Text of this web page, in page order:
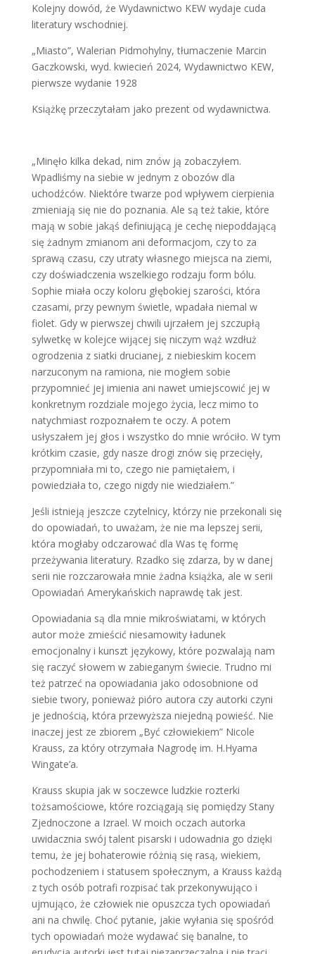
Kolejny dowód, że Wydawnictwo KEW wydaje cuda
literatury wschodniej.
„Miasto”, Walerian Pidmohylny, tłumaczenie Marcin
Gaczkowski, wyd. kwiecień 2024, Wydawnictwo KEW,
pierwsze wydanie 1928
Książkę przeczytałam jako prezent od wydawnictwa.
„Minęło kilka dekad, nim znów ją zobaczyłem.
Wpadliśmy na siebie w jednym z obozów dla
uchodźców. Niektóre twarze pod wpływem cierpienia
zmieniają się nie do poznania. Ale są też takie, które
mają w sobie jakąś definiującą je cechę niepoddającą
się żadnym zmianom ani deformacjom, czy to za
sprawą czasu, czy utraty własnego miejsca na ziemi,
czy doświadczenia wszelkiego rodzaju form bólu.
Sophie miała oczy koloru głębokiej szarości, która
czasami, przy pewnym świetle, wpadała niemal w
fiolet. Gdy w pierwszej chwili ujrzałem jej szczupłą
sylwetkę w kolejce wijącej się niczym wąż wzdłuż
ogrodzenia z siatki drucianej, z niebieskim kocem
narzuconym na ramiona, nie mogłem sobie
przypomnieć jej imienia ani nawet umiejscowić jej w
konkretnym rozdziale mojego życia, lecz mimo to
natychmiast rozpoznałem te oczy. A potem
usłyszałem jej głos i wszystko do mnie wróciło. W tym
krótkim czasie, gdy nasze drogi znów się przecięły,
przypomniała mi to, czego nie pamiętałem, i
powiedziała to, czego nigdy nie wiedziałem.”
Jeśli istnieją jeszcze czytelnicy, którzy nie przekonali się
do opowiadań, to uważam, że nie ma lepszej serii,
która mogłaby odczarować dla Was tę formę
przeżywania literatury. Rzadko się zdarza, by w danej
serii nie rozczarowała mnie żadna książka, ale w serii
Opowiadań Amerykańskich naprawdę tak jest.
Opowiadania są dla mnie mikroświatami, w których
autor może zmieścić niesamowity ładunek
emocjonalny i kunszt językowy, które pozwalają nam
się raczyć słowem w zabieganym świecie. Trudno mi
też patrzeć na opowiadania jako odosobnione od
siebie twory, ponieważ pióro autora czy autorki czyni
je jednością, która przewyższa niejedną powieść. Nie
inaczej jest ze zbiorem „Być człowiekiem” Nicole
Krauss, za który otrzymała Nagrodę im. H.Hyama
Wingate’a.
Krauss skupia jak w soczewce ludzkie rozterki
tożsamościowe, które rozciągają się pomiędzy Stany
Zjednoczone a Izrael. W moich oczach autorka
uwidacznia swój talent pisarski i udowadnia go dzięki
temu, że jej bohaterowie różnią się rasą, wiekiem,
pochodzeniem i statusem społecznym, a Krauss każdą
z tych osób potrafi rozpisać tak przekonywująco i
ujmująco, że człowiek nie opuszcza tych opowiadań
ani na chwilę. Choć pytanie, jakie wyłania się spośród
tych opowiadań może wydawać się banalne, to